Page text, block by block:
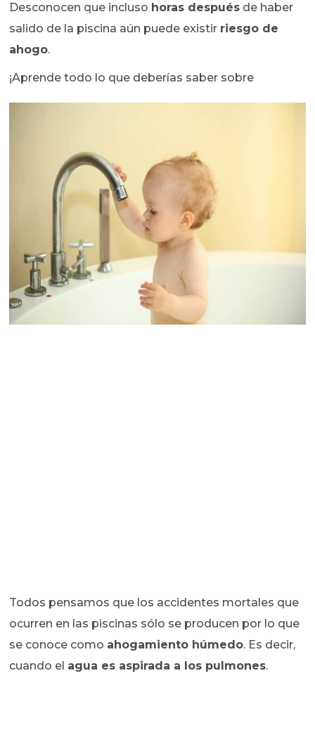
Desconocen que incluso horas después de haber
salido de la piscina aún puede existir riesgo de
ahogo.
¡Aprende todo lo que deberías saber sobre
Todos pensamos que los accidentes mortales que
ocurren en las piscinas sólo se producen por lo que
se conoce como ahogamiento húmedo. Es decir,
cuando el agua es aspirada a los pulmones.